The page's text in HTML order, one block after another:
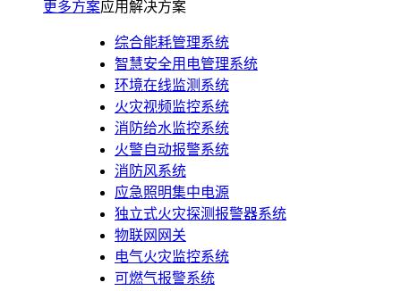
更多方案应用解决方案
综合能耗管理系统
智慧安全用电管理系统
环境在线监测系统
火灾视频监控系统
消防给水监控系统
火警自动报警系统
消防风系统
应急照明集中电源
独立式火灾探测报警器系统
物联网网关
电气火灾监控系统
可燃气报警系统